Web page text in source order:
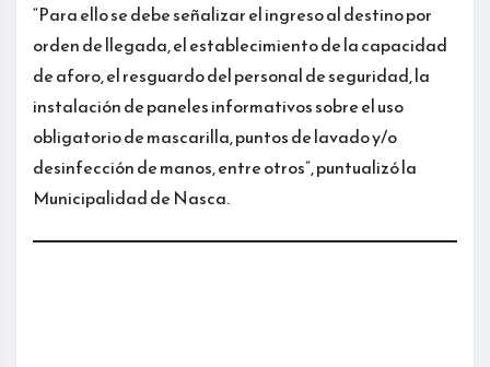
“Para ello se debe señalizar el ingreso al destino por
orden de llegada, el establecimiento de la capacidad
de aforo, el resguardo del personal de seguridad, la
instalación de paneles informativos sobre el uso
obligatorio de mascarilla, puntos de lavado y/o
desinfección de manos, entre otros”, puntualizó la
Municipalidad de Nasca.